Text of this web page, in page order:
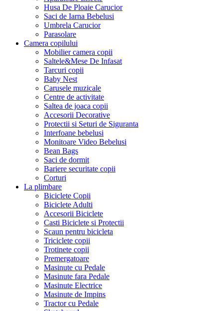
Husa De Ploaie Carucior
Saci de Iarna Bebelusi
Umbrela Carucior
Parasolare
Camera copilului
Mobilier camera copii
Saltele&Mese De Infasat
Tarcuri copii
Baby Nest
Carusele muzicale
Centre de activitate
Saltea de joaca copii
Accesorii Decorative
Protectii si Seturi de Siguranta
Interfoane bebelusi
Monitoare Video Bebelusi
Bean Bags
Saci de dormit
Bariere securitate copii
Corturi
La plimbare
Biciclete Copii
Biciclete Adulti
Accesorii Biciclete
Casti Biciclete si Protectii
Scaun pentru bicicleta
Triciclete copii
Trotinete copii
Premergatoare
Masinute cu Pedale
Masinute fara Pedale
Masinute Electrice
Masinute de Impins
Tractor cu Pedale